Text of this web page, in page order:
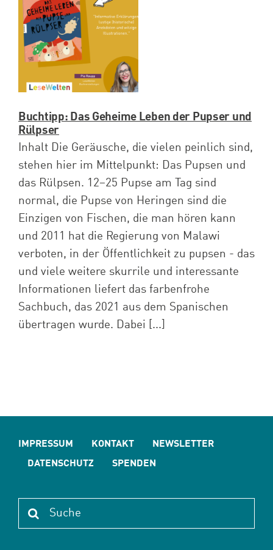
Spenden
Projekte
Buchtipp: Das Geheime Leben der Pupser und
Rülpser
Inhalt Die Geräusche, die vielen peinlich sind,
stehen hier im Mittelpunkt: Das Pupsen und
das Rülpsen. 12–25 Pupse am Tag sind
normal, die Pupse von Heringen sind die
Einzigen von Fischen, die man hören kann
und 2011 hat die Regierung von Malawi
verboten, in der Öffentlichkeit zu pupsen - das
und viele weitere skurrile und interessante
Informationen liefert das farbenfrohe
Sachbuch, das 2021 aus dem Spanischen
übertragen wurde. Dabei [...]
IMPRESSUM KONTAKT
NEWSLETTER
DATENSCHUTZ
SPENDEN
Suche